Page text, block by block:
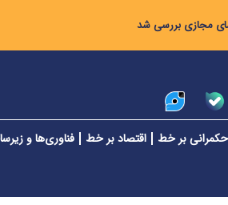
مجازی بررسی شد
حکمرانی بر خط اقتصاد بر خط فناوری‌ها و